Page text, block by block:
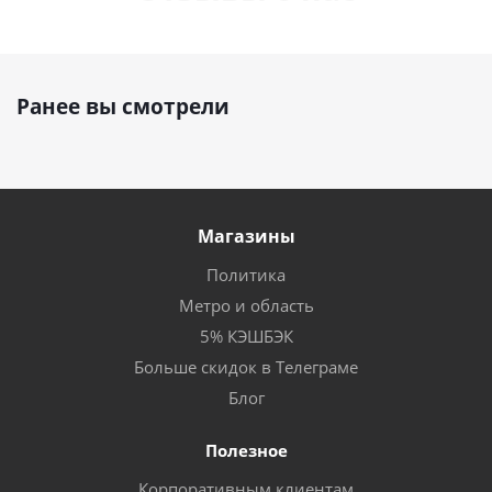
Ранее вы смотрели
Магазины
Политика
Метро и область
5% КЭШБЭК
Больше скидок в Телеграме
Блог
Полезное